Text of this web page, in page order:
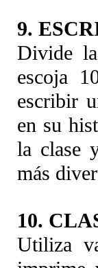
9.
Divide
escoja
escribir
en su
la clase
más
10.
Utiliza